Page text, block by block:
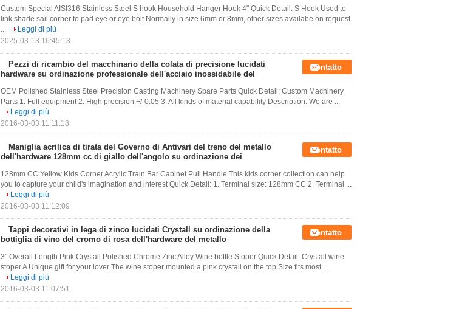
Custom Special AISI316 Stainless Steel S hook Household Hanger Hook 4" Quick Detail: S Hook Used to
link shade sail corner to pad eye or eye bolt Normally in size 6mm or 8mm, other sizes availabe on request
...
Leggi di più
2025-03-13 16:45:13
Pezzi di ricambio del macchinario della colata di precisione lucidati
hardware su ordinazione professionale dell'acciaio inossidabile del
Contatto
OEM Polished Stainless Steel Precision Casting Machinery Spare Parts Quick Detail: Custom Machinery
Parts 1. Full equipment 2. High precision:+/-0.05 3. All kinds of material capability Description: We are ...
Leggi di più
2016-03-03 11:11:18
Maniglia acrilica di tirata del Governo di Antivari del treno del metallo
dell'hardware 128mm cc di giallo dell'angolo su ordinazione dei
Contatto
128mm CC Yellow Kids Corner Acrylic Train Bar Cabinet Pull Handle This kids corner collection can help
you to capture your child's imagination and interest Quick Detail: 1. Terminal size: 128mm CC 2. Terminal ...
Leggi di più
2016-03-03 11:12:09
Tappi decorativi in lega di zinco lucidati Crystall su ordinazione della
bottiglia di vino del cromo di rosa dell'hardware del metallo
Contatto
3" Overall Length Pink Crystall Polished Chrome Zinc Alloy Wine bottle Stoper​ Quick Detail: Crystall wine
stoper A Unique gift for your lover The wine stoper mounted a pink crystall on the top Size fits most ...
Leggi di più
2016-03-03 11:07:51